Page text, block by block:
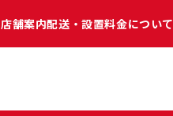
店舗案内配送・設置料金について